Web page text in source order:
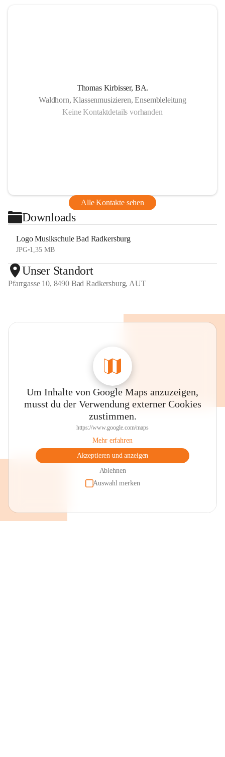
Thomas Kirbisser, BA.
Waldhorn, Klassenmusizieren, Ensembleleitung
Keine Kontaktdetails vorhanden
Alle Kontakte sehen
Downloads
Logo Musikschule Bad Radkersburg
JPG•1,35 MB
Unser Standort
Pfarrgasse 10, 8490 Bad Radkersburg, AUT
Um Inhalte von Google Maps anzuzeigen,
musst du der Verwendung externer Cookies
zustimmen.
https://www.google.com/maps
Mehr erfahren
Akzeptieren und anzeigen
Ablehnen
Auswahl merken